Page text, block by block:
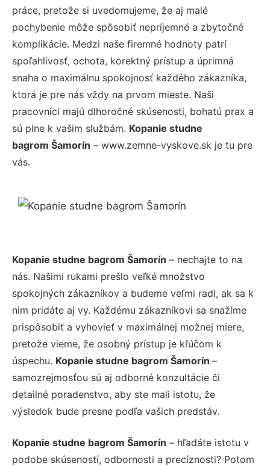
práce, pretože si uvedomujeme, že aj malé
pochybenie môže spôsobiť nepríjemné a zbytočné
komplikácie. Medzi naše firemné hodnoty patrí
spoľahlivosť, ochota, korektný prístup a úprimná
snaha o maximálnu spokojnosť každého zákazníka,
ktorá je pre nás vždy na prvom mieste. Naši
pracovníci majú dlhoročné skúsenosti, bohatú prax a
sú plne k vašim službám. Kopanie studne
bagrom Šamorín – www.zemne-vyskove.sk je tu pre
vás.
Kopanie studne bagrom Šamorín – nechajte to na
nás. Našimi rukami prešlo veľké množstvo
spokojných zákazníkov a budeme veľmi radi, ak sa k
nim pridáte aj vy. Každému zákazníkovi sa snažíme
prispôsobiť a vyhovieť v maximálnej možnej miere,
pretože vieme, že osobný prístup je kľúčom k
úspechu. Kopanie studne bagrom Šamorín –
samozrejmosťou sú aj odborné konzultácie či
detailné poradenstvo, aby ste mali istotu, že
výsledok bude presne podľa vašich predstáv.
Kopanie studne bagrom Šamorín – hľadáte istotu v
podobe skúseností, odbornosti a precíznosti? Potom